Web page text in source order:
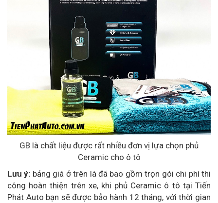
GB là chất liệu được rất nhiều đơn vị lựa chọn phủ
Ceramic cho ô tô
Lưu ý: bảng giá ở trên là đã bao gồm trọn gói chi phí thi
công hoàn thiện trên xe, khi phủ Ceramic ô tô tại Tiến
Phát Auto bạn sẽ được bảo hành 12 tháng, với thời gian